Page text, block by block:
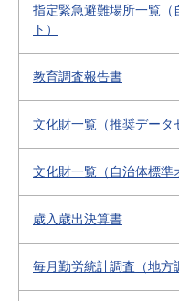
指定緊急避難場所一覧（
ト）
教育調査報告書
文化財一覧（推奨データ
文化財一覧（自治体標準
歳入歳出決算書
毎月勤労統計調査（地方